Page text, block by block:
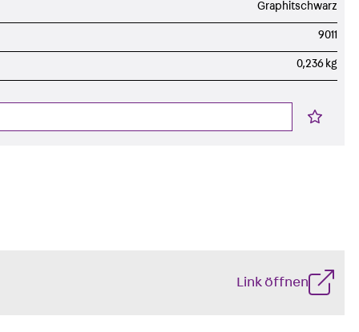
Graphitschwarz
9011
0,236 kg
Link öffnen